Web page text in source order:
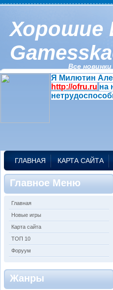
Хорошие
Все
Я Милютин
http://ofru.ru на
ГЛАВНАЯ КАРТА САЙТА
Главное Меню
Главная
Новые игры
Карта сайта
ТОП 10
Форуум
Жанры